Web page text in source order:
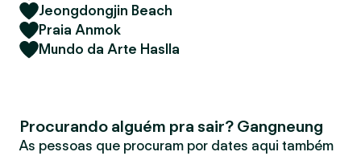
Jeongdongjin Beach
Praia Anmok
Mundo da Arte Haslla
Procurando alguém pra sair? Gangneung
As pessoas que procuram por dates aqui também